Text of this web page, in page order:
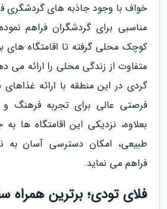
خواف با وجود جاذبه های گردشگری
مناسبی برای گردشگران فراهم
کوچک محلی گرفته تا اقامتگاه های
متفاوت از زندگی محلی را ارائه می
گردی در این منطقه با ارائه
فرصتی عالی برای تجربه فرهنگ
بعلاوه، نزدیکی این اقامتگاه ها
طبیعی، امکان دسترسی آسان به
فراهم می نماید.
فلای تودی؛ برترین همراه